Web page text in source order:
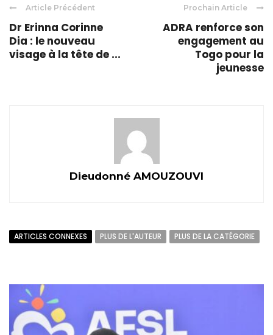
Article Précédent
Dr Erinna Corinne
Dia : le nouveau
visage à la tête de ...
Prochain Article
ADRA renforce son
engagement au
Togo pour la
jeunesse
Dieudonné AMOUZOUVI
ARTICLES CONNEXES PLUS DE L'AUTEUR PLUS DE LA CATÉGORIE